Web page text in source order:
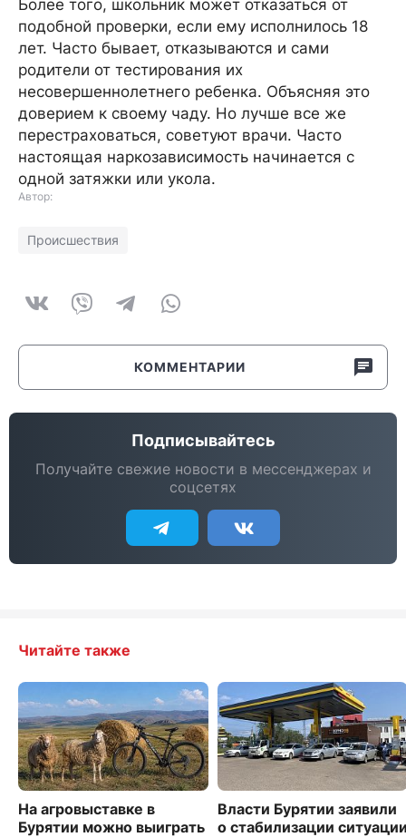
Более того, школьник может отказаться от
подобной проверки, если ему исполнилось 18
лет. Часто бывает, отказываются и сами
родители от тестирования их
несовершеннолетнего ребенка. Объясняя это
доверием к своему чаду. Но лучше все же
перестраховаться, советуют врачи. Часто
настоящая наркозависимость начинается с
одной затяжки или укола.
Автор:
Происшествия
КОММЕНТАРИИ
Подписывайтесь
Получайте свежие новости в мессенджерах и
соцсетях
Читайте также
На агровыставке в
Бурятии можно выиграть
Власти Бурятии заявили
о стабилизации